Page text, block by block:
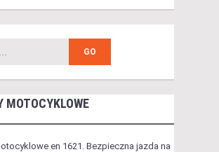
MOTOCYKLOWE
en 1621. Bezpieczna jazda na